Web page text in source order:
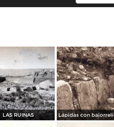
LAS RUINAS